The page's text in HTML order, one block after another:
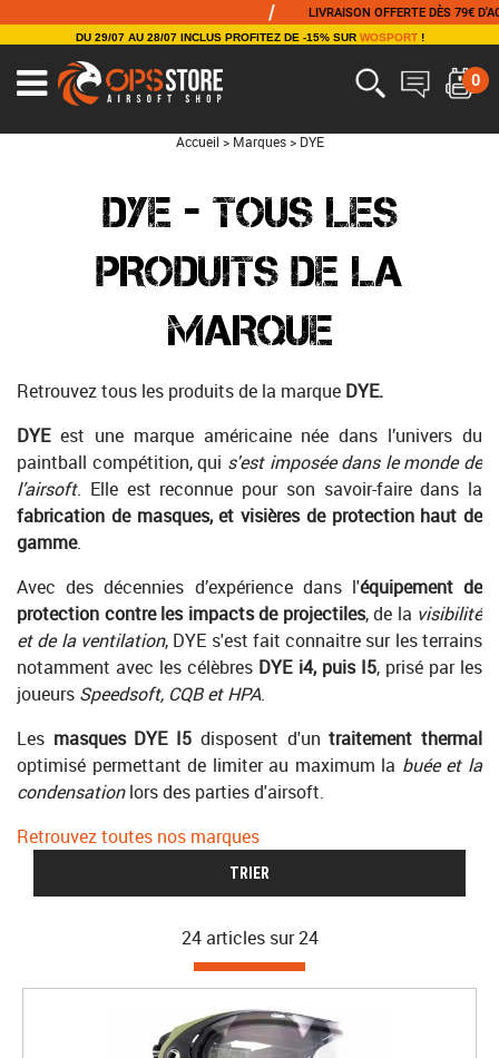
LIVRAISON OFFERTE DÈS 79€ D'ACHAT /
DU 29/07 AU 28/07 INCLUS PROFITEZ DE -15% SUR WOSPORT!
0
Accueil > Marques > DYE
DYE - TOUS LES
PRODUITS DE LA
MARQUE
Retrouvez tous les produits de la marque DYE.
DYE est une marque américaine née dans l’univers du
paintball compétition, qui s'est imposée dans le monde de
l’airsoft. Elle est reconnue pour son savoir-faire dans la
fabrication de masques, et visières de protection haut de
gamme.
Avec des décennies d’expérience dans l'équipement de
protection contre les impacts de projectiles, de la visibilité
et de la ventilation, DYE s'est fait connaitre sur les terrains
notamment avec les célèbres DYE i4, puis I5, prisé par les
joueurs Speedsoft, CQB et HPA.
Les masques DYE I5 disposent d'untraitement thermal
optimisé permettant de limiter au maximum la buée et la
condensationlors des parties d'airsoft.
Retrouvez toutes nos marques
TRIER
24 articles sur 24